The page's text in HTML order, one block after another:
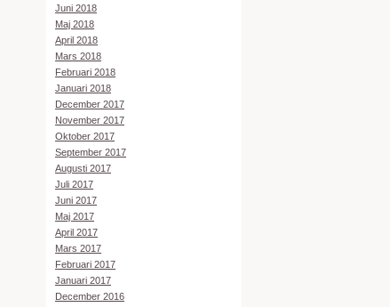
Juni 2018
Maj 2018
April 2018
Mars 2018
Februari 2018
Januari 2018
December 2017
November 2017
Oktober 2017
September 2017
Augusti 2017
Juli 2017
Juni 2017
Maj 2017
April 2017
Mars 2017
Februari 2017
Januari 2017
December 2016